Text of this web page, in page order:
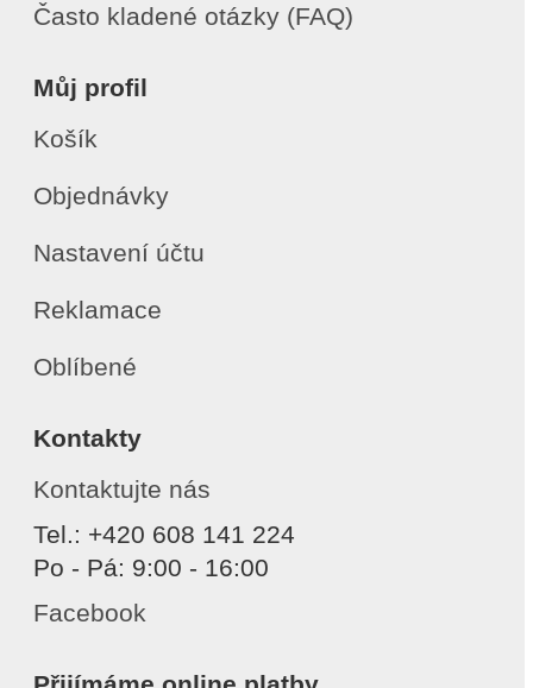
Často kladené otázky (FAQ)
Můj profil
Košík
Objednávky
Nastavení účtu
Reklamace
Oblíbené
Kontakty
Kontaktujte nás
Tel.: +420 608 141 224
Po - Pá: 9:00 - 16:00
Facebook